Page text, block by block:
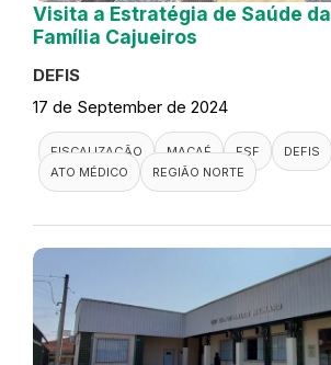
Visita a Estratégia de Saúde da
Família Cajueiros
DEFIS
17 de September de 2024
FISCALIZAÇÃO MACAÉ ESF
DEFIS
ATO MÉDICO
REGIÃO NORTE